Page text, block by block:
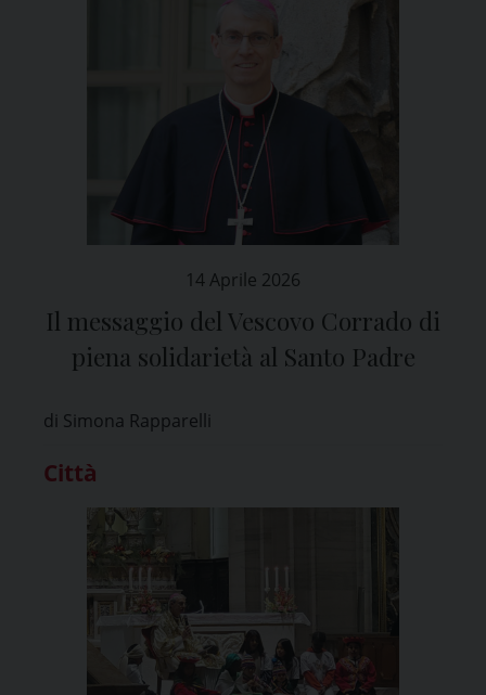
14 Aprile 2026
Il messaggio del Vescovo Corrado di
piena solidarietà al Santo Padre
di Simona Rapparelli
Città